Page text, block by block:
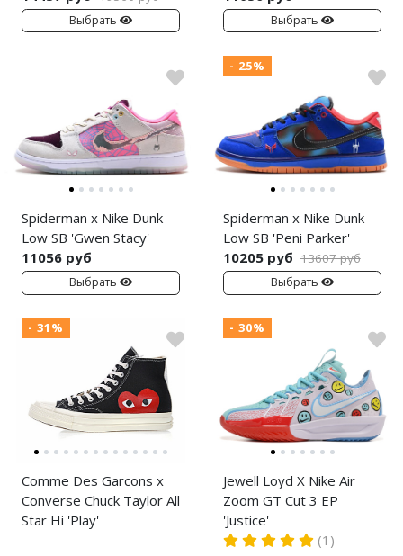
Выбрать Выбрать
Spiderman x Nike Dunk
Low SB 'Gwen Stacy'
11056 руб
Выбрать
- 25%
Spiderman x Nike Dunk
Low SB 'Peni Parker'
10205 руб 13607 руб
Выбрать
- 31%
Comme Des Garcons x
Converse Chuck Taylor All
Star Hi 'Play'
- 30%
Jewell Loyd X Nike Air
Zoom GT Cut 3 EP
'Justice'
(1)